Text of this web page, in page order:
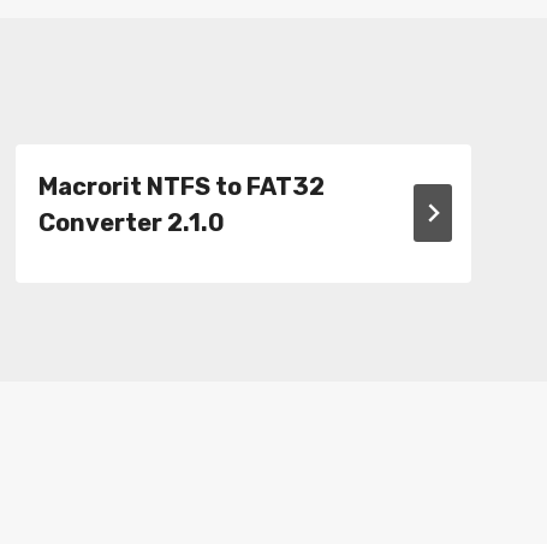
Macrorit NTFS to FAT32
Converter 2.1.0